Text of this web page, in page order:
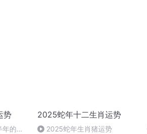
势
的运
2025蛇年十二生肖运势
2025蛇年生肖猪运势